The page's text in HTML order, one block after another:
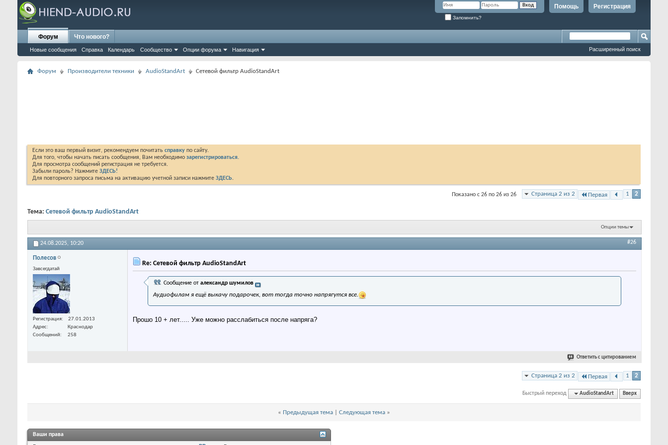
Регистрация
Помощь
Запомнить?
Форум
Новые сообщения Справка Календарь Сообщество Опции форума Навигация
Что нового?
Расширенный поиск
Форум Производители техники AudioStandArt Сетевой фильтр AudioStandArt
Если это ваш первый визит, рекомендуем почитать справку по сайту.
Для того, чтобы начать писать сообщения, Вам необходимо зарегистрироваться.
Для просмотра сообщений регистрация не требуется.
Забыли пароль? Нажмите ЗДЕСЬ!
Для повторного запроса письма на активацию учетной записи нажмите ЗДЕСЬ.
Страница 2 из 2 Первая 1 2
Показано с 26 по 26 из 26
Тема: Сетевой фильтр AudioStandArt
Опции темы
24.08.2025, 10:20 #26
Полесов
Завсегдатай
Регистрация
27.01.2013
Адрес
Краснодар
Сообщений
258
Re: Сетевой фильтр AudioStandArt
Сообщение от александр шумилов
Аудиофилам я ещё выкачу подарочек, вот тогда точно напрягутся все.
Прошо 10 + лет..... Уже можно расслабиться после напряга?
Ответить с цитированием
Страница 2 из 2 Первая 1 2
Быстрый переход AudioStandArt Вверх
« Предыдущая тема Следующая тема »
Ваши права